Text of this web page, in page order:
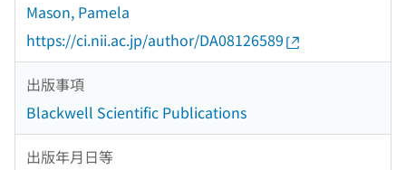
Mason, Pamela
https://ci.nii.ac.jp/author/DA08126589
出版事項
Blackwell Scientific Publications
出版年月日等